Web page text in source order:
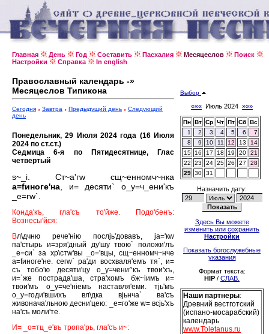
Главная День Год Составить Пасхалия Месяцеслов
Поиск
Настройки
Справка In english
Православный календарь -»
Месяцеслов Типикона
Сегодня Завтра Предыдущий день
Следующий
день
Понедельник, 29 Июля 2024 года (16 Июля
2024 по ст.ст.)
Седмица 6-я по Пятидесятнице, Глас
четвертый
s~_i. Ст~а'гw сщ~енномч~нка
а=fиноге'на , и= десяти` о_у=ч_ени'къ
_е=гw`.
Конда'къ, гла'съ то'йже. Подо'бенъ:
Вознесы'йся:
Вл\дчню рече'нiю послjь'довавъ, jа='кw
па'стырь и=зря'дный ду'шу твою` положи'лъ
_е=си` за хр\стw'вы _о='вцы, сщ~енномч~нче
а=fиноге'не. сегw` ра'ди восхваля'емъ тя`, и=
съ тобо'ю десяти'цу о_у=чени^къ твои'хъ,
и=`же пострада'ша, стра'хомъ бж~iимъ и=
твои'мъ о_у=че'нiемъ наставля'еми. тjь'мъ
о_у=годи'вшихъ вл\дка вjьнча` ва'съ
живонача'льною десни'цею: _е=го'же w= всjь'хъ
на'съ моли'те.
И= _о=тц_е'въ тропа'рь, гла'съ и~:
Выбор
««« Июль 2024 »»»
Пн Вт Ср Чт Пт Сб Вс
1
2 3 4 5 6
7
8
9 10 11 12 13
14
15
16 17 18 19 20
21
22
23 24 25 26 27
28
29 30 31
Назначить дату:
Здесь Вы можете
изменить или сохранить
Настройки
Показать богослужебные
указания
Формат текста:
HIP / СЛАВ.
Наши партнеры:
Древний вестготский
(испано-мосарабский)
календарь
www.Toletanus.ru